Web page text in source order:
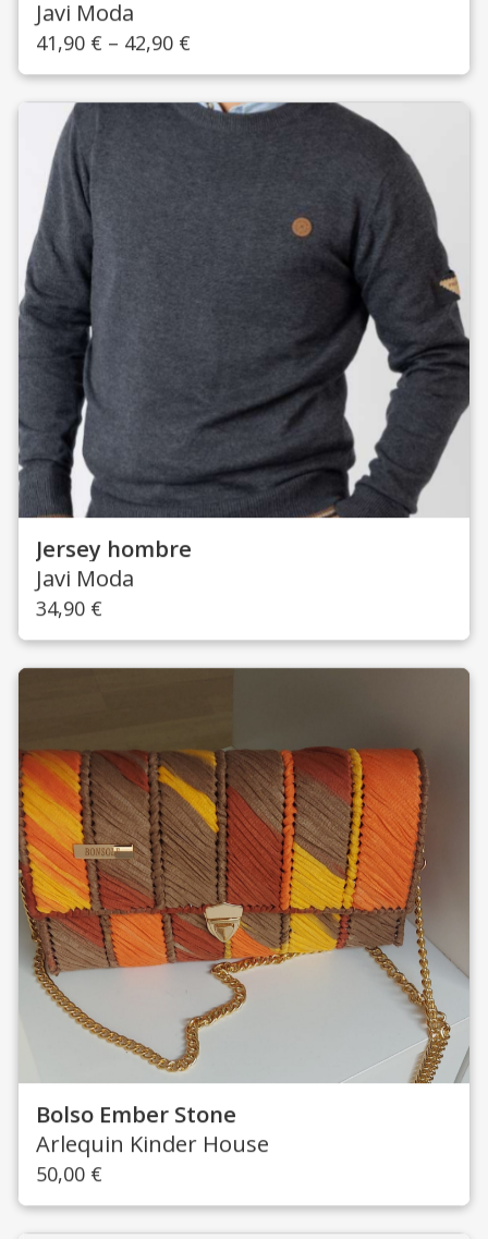
Javi Moda
41,90 € – 42,90 €
Jersey hombre
Javi Moda
34,90 €
Bolso Ember Stone
Arlequin Kinder House
50,00 €